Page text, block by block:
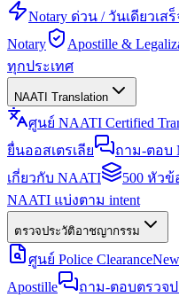
Notary ด่วน / วันเดียวเสร็
Notary
Apostille &
ทุกประเทศ
NAATI Translation
ศูนย์ NAATI Certified
ยื่นออสเตรเลีย
ถาม-ตอบ
เกี่ยวกับ NAATI
500 หัว
NAATI แบ่งตาม intent
ตรวจประวัติอาชญากรรม
ศูนย์ Police ClearanceNew
Apostille
ถาม-ตอบตรวจ